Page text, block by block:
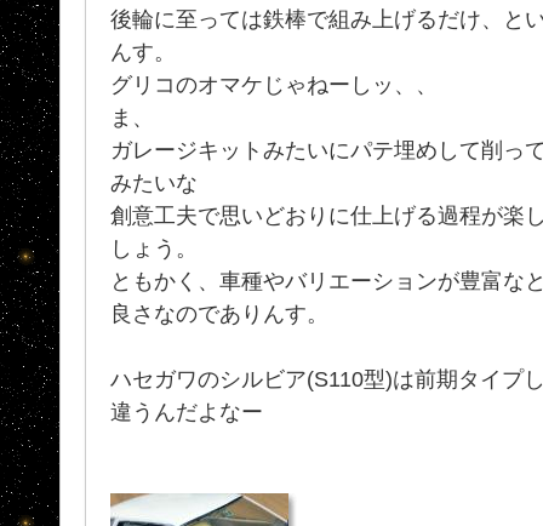
後輪に至っては鉄棒で組み上げるだけ、と
んす。
グリコのオマケじゃねーしッ、、
ま、
ガレージキットみたいにパテ埋めして削
みたいな
創意工夫で思いどおりに仕上げる過程が楽
しょう。
ともかく、車種やバリエーションが豊富な
良さなのでありんす。
ハセガワのシルビア(S110型)は前期タイプ
違うんだよなー